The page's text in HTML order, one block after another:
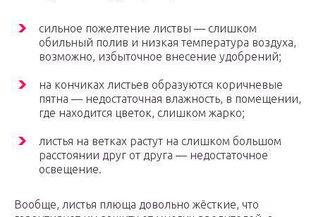
сильное пожелтение листвы — слишком
обильный полив и низкая температура воздуха,
возможно, избыточное внесение удобрений;
на кончиках листьев образуются коричневые
пятна — недостаточная влажность, в помещении,
где находится цветок, слишком жарко;
листья на ветках растут на слишком большом
расстоянии друг от друга — недостаточное
освещение.
Вообще, листья плюща довольно жёсткие, что